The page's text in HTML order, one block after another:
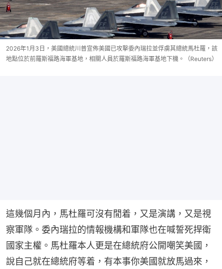
2026年1月3日，美國總統川普宣佈美國已攻擊委內瑞拉並俘虜其總統馬杜羅，該
地點位於前羅斯福路海軍基地，相關人員於羅斯福路海軍基地下機。（Reuters）
這幾個月內，馬杜羅可沒有閒着，又是演講，又是視
察軍隊。委內瑞拉的情報機構和軍隊也在喊誓死捍衛
國家主權。馬杜羅本人更是在總統府公開嘲笑美國，
說自己就在總統府等着，有本事你美國就放馬過來，